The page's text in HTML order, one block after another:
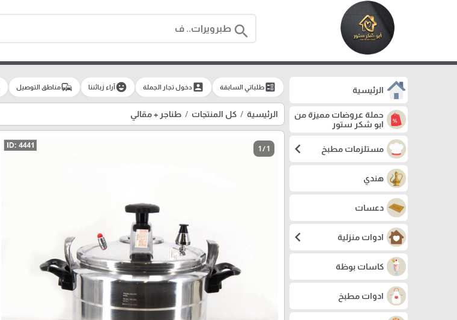
search
الرئيسية
حملة عروضات مميزة من
ابو شكر ستور
مستلزمات مطبخ chevron_left
هندي
دعسات
ادوات منزلية chevron_left
كاسات بوظة
ادوات مطبخ
ballotطلباتي السابقة account_boxدخول تجار الجملة emoji_emotionsآراء زبائننا commuteمناطق التوصيل
الرئيسية كل المنتجات طناجر + مقالي
1 / 1